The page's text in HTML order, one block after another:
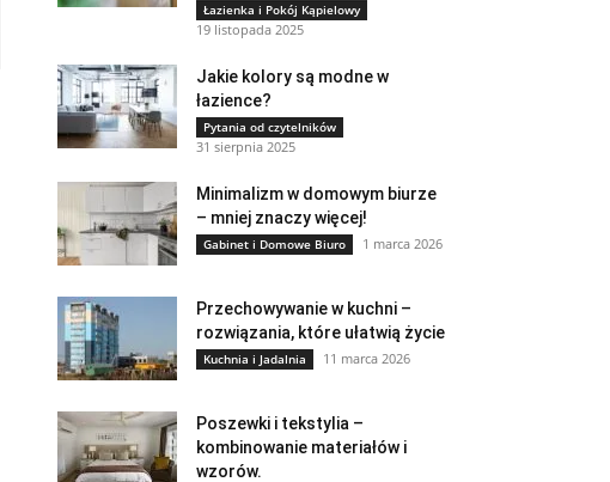
Łazienka i Pokój Kąpielowy
19 listopada 2025
Jakie kolory są modne w
łazience?
Pytania od czytelników
31 sierpnia 2025
Minimalizm w domowym biurze
– mniej znaczy więcej!
Gabinet i Domowe Biuro 1 marca 2026
Przechowywanie w kuchni –
rozwiązania, które ułatwią życie
Kuchnia i Jadalnia 11 marca 2026
Poszewki i tekstylia –
kombinowanie materiałów i
wzorów.